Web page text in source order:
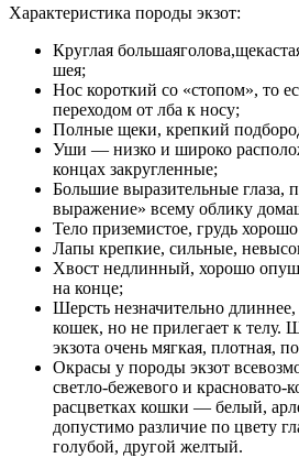
Характеристика породы экзот:
Круглая
шея;
Нос короткий со «стопом», то
переходом от лба к носу;
Полные щеки, крепкий
Уши — низко и широко
концах закругленные;
Большие выразительные глаза,
выражение» всему облику
Тело приземистое, грудь
Лапы крепкие, сильные,
Хвост недлинный, хорошо
на конце;
Шерсть незначительно
кошек, но не прилегает к телу.
экзота очень мягкая, плотная,
Окрасы у породы экзот
светло-бежевого и красновато-
расцветках кошки — белый,
допустимо различие по цвету
голубой, другой желтый.